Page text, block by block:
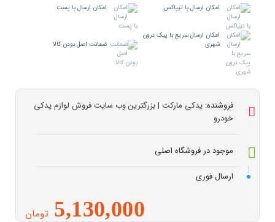
امکان ارسال با تیپاکس امکان ارسال با پست
امکان ارسال سریع با پیک درون
شهری
ضمانت اصل بودن کالا
فروشنده: یدکی مارکت | بزرگترین وب سایت فروش لوازم یدکی
خودرو
موجود در فروشگاه اصلی
ارسال فوری
5,130,000 تومان